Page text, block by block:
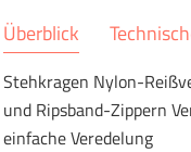
Überblick
Stehkragen Nylon-
und Ripsband-Zippern
einfache Veredelung